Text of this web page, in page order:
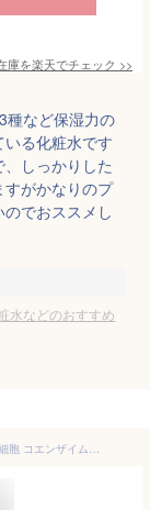
庫を楽天でチェック >>
種など保湿力の
る化粧水です
しっかりした
すがかなりのプ
でおススメし
水などのおすすめ
Ns Q10ローション 150mL 化粧水 ヒト脂肪細胞 人幹細胞 コエンザイムQ10 とろみ ビタミンC誘導体 高保湿 ボタニカル成分 ハリ ツヤ 混合肌 乾燥肌 冬 30代 40代 50代 トーナー しっとり うるおい 浸透 ヒアルロン酸 日本製 国産 アイナチュラプレミアム